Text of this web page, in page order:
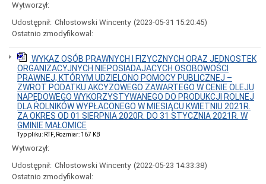
na
dzień
15
października
2023
r.
Wybory
Sejmu
Rzeczypospolitej
Polskiej
Senatu
Rzeczypospolitej
zarządzone
na
Wytworzył:
Udostępnił: Chłostowski Wincenty (2023-05-31 15:20:45)
Ostatnio zmodyfikował:
WYKAZ OSÓB PRAWNYCH I FIZYCZNYCH ORAZ JEDNOSTEK
ORGANIZACYJNYCH NIEPOSIADAJACYCH OSOBOWOŚCI
PRAWNEJ, KTÓRYM UDZIELONO POMOCY PUBLICZNEJ –
ZWROT PODATKU AKCYZOWEGO ZAWARTEGO W CENIE OLEJU
NAPĘDOWEGO WYKORZYSTYWANEGO DO PRODUKCJI ROLNEJ
DLA ROLNIKÓW WYPŁACONEGO W MIESIĄCU KWIETNIU 2021R.
ZA OKRES OD 01 SIERPNIA 2020R. DO 31 STYCZNIA 2021R. W
GMINIE MAŁOMICE
Typ pliku: RTF, Rozmiar: 167 KB
Wytworzył:
Udostępnił: Chłostowski Wincenty (2022-05-23 14:33:38)
Ostatnio zmodyfikował: